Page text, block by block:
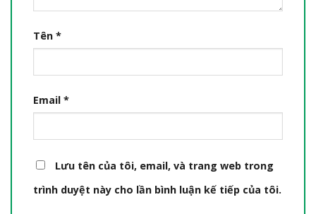
Tên *
Email *
Lưu tên của tôi, email, và trang web trong
trình duyệt này cho lần bình luận kế tiếp của tôi.